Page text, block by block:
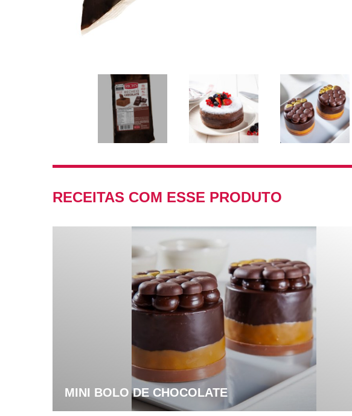
RECEITAS COM ESSE PRODUTO
MINI BOLO DE CHOCOLATE